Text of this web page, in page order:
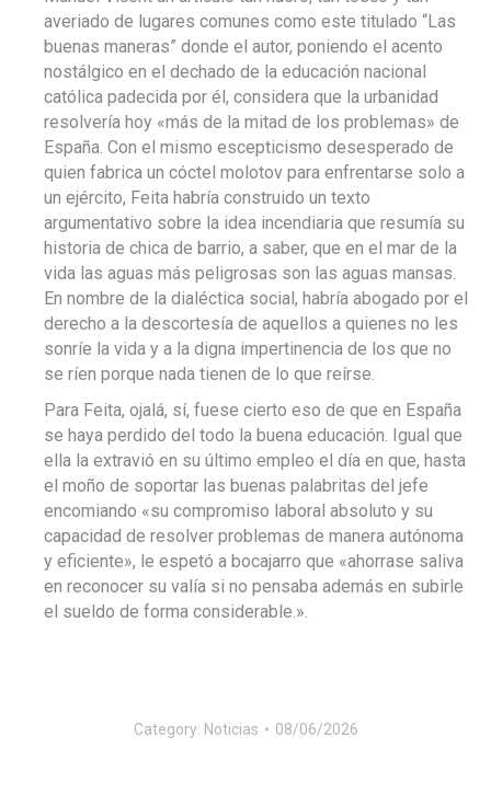
averiado de lugares comunes como este titulado “Las
buenas maneras” donde el autor, poniendo el acento
nostálgico en el dechado de la educación nacional
católica padecida por él, considera que la urbanidad
resolvería hoy «más de la mitad de los problemas» de
España. Con el mismo escepticismo desesperado de
quien fabrica un cóctel molotov para enfrentarse solo a
un ejército, Feita habría construido un texto
argumentativo sobre la idea incendiaria que resumía su
historia de chica de barrio, a saber, que en el mar de la
vida las aguas más peligrosas son las aguas mansas.
En nombre de la dialéctica social, habría abogado por el
derecho a la descortesía de aquellos a quienes no les
sonríe la vida y a la digna impertinencia de los que no
se ríen porque nada tienen de lo que reírse.
Para Feita, ojalá, sí, fuese cierto eso de que en España
se haya perdido del todo la buena educación. Igual que
ella la extravió en su último empleo el día en que, hasta
el moño de soportar las buenas palabritas del jefe
encomiando «su compromiso laboral absoluto y su
capacidad de resolver problemas de manera autónoma
y eficiente», le espetó a bocajarro que «ahorrase saliva
en reconocer su valía si no pensaba además en subirle
el sueldo de forma considerable.».
Category: Noticias 08/06/2026